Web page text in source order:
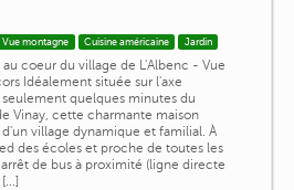
Vue montagne Cuisine américaine Jardin
au coeur du village de L'Albenc - Vue
Idéalement située sur l'axe
quelques minutes du
Vinay, cette charmante maison
village dynamique et familial. À
des écoles et proche de toutes les
de bus à proximité (ligne directe